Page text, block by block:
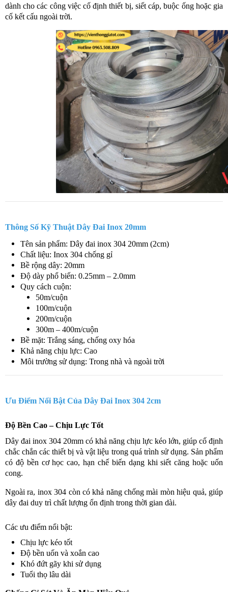
dành cho các công việc cố định thiết bị, siết cáp, buộc ống hoặc gia
cố kết cấu ngoài trời.
Thông Số Kỹ Thuật Dây Đai Inox 20mm
Tên sản phẩm: Dây đai inox 304 20mm (2cm)
Chất liệu: Inox 304 chống gỉ
Bề rộng dây: 20mm
Độ dày phổ biến: 0.25mm – 2.0mm
Quy cách cuộn:
50m/cuộn
100m/cuộn
200m/cuộn
300m – 400m/cuộn
Bề mặt: Trắng sáng, chống oxy hóa
Khả năng chịu lực: Cao
Môi trường sử dụng: Trong nhà và ngoài trời
Ưu Điểm Nổi Bật Của Dây Đai Inox 304 2cm
Độ Bền Cao – Chịu Lực Tốt
Dây đai inox 304 20mm có khả năng chịu lực kéo lớn, giúp cố định
chắc chắn các thiết bị và vật liệu trong quá trình sử dụng. Sản phẩm
có độ bền cơ học cao, hạn chế biến dạng khi siết căng hoặc uốn
cong.
Ngoài ra, inox 304 còn có khả năng chống mài mòn hiệu quả, giúp
dây đai duy trì chất lượng ổn định trong thời gian dài.
Các ưu điểm nổi bật:
Chịu lực kéo tốt
Độ bền uốn và xoắn cao
Khó đứt gãy khi sử dụng
Tuổi thọ lâu dài